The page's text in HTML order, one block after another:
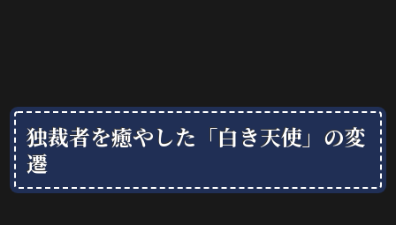
独裁者を癒やした「白き天使」の変
遷